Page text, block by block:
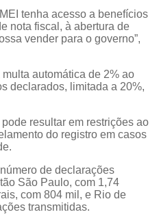
tenha acesso a benefícios
nota fiscal, à abertura de
vender para o governo”,
automática de 2% ao
declarados, limitada a 20%,
resultar em restrições ao
do registro em casos
de declarações
São Paulo, com 1,74
com 804 mil, e Rio de
transmitidas.